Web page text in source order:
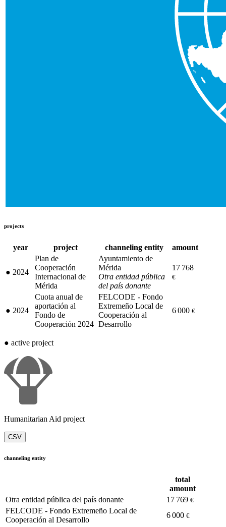
projects
year project channeling entity amount
● 2024
Plan de
Cooperación
Internacional de
Mérida
Ayuntamiento de
Mérida
Otra entidad pública
del país donante
17 768
€
● 2024
Cuota anual de
aportación al
Fondo de
Cooperación 2024
FELCODE - Fondo
Extremeño Local de
Cooperación al
Desarrollo
6 000 €
● active project
Humanitarian Aid project
CSV
channeling entity
total
amount
Otra entidad pública del país donante
17 769 €
FELCODE - Fondo Extremeño Local de
Cooperación al Desarrollo
6 000 €